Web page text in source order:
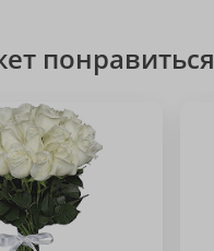
понравиться